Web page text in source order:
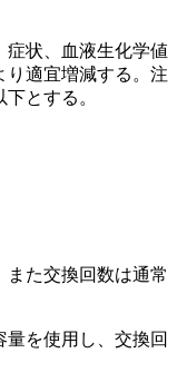
症状、血液生化学値
り適宜増減する。注
とする。
た交換回数は通常
を使用し、交換回